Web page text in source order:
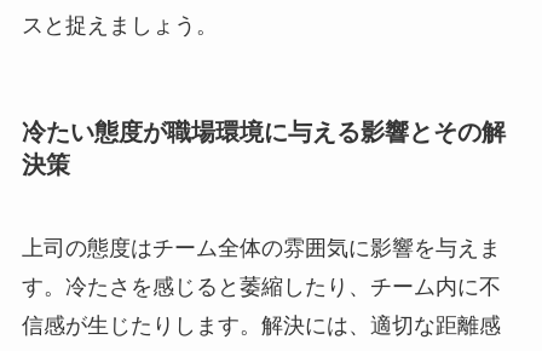
スと捉えましょう。
冷たい態度が職場環境に与える影響とその解
決策
上司の態度はチーム全体の雰囲気に影響を与えま
す。冷たさを感じると萎縮したり、チーム内に不
信感が生じたりします。解決には、適切な距離感